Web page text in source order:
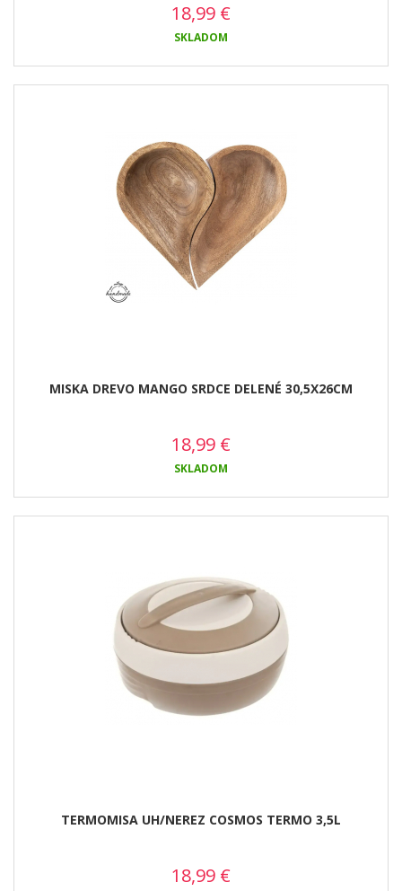
18,99 €
SKLADOM
MISKA DREVO MANGO SRDCE DELENÉ 30,5X26CM
18,99 €
SKLADOM
TERMOMISA UH/NEREZ COSMOS TERMO 3,5L
18,99 €